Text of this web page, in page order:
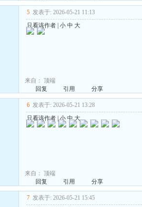
5 发表于: 2026-05-21 11:13
只看该作者 小 中 大
来自： 顶端
回复
引用 分享
6 发表于: 2026-05-21 13:28
只看该作者 |小 中 大
来自： 顶端
回复
引用 分享
7 发表于: 2026-05-21 15:45